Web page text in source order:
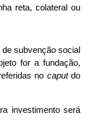
reta, colateral ou
subvenção social
for a fundação,
no caputdo
investimento será